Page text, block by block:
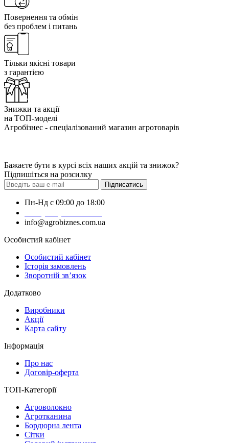
Повернення та обмін
без проблем і питань
Тільки якісні товари
з гарантією
Знижки та акції
на ТОП-моделі
Агробізнес - спеціалізований магазин агротоварів
Бажаєте бути в курсі всіх наших акцій та знижок?
Підпишіться на розсилку
Підписатись
Пн-Нд с 09:00 до 18:00
info@agrobiznes.com.ua
Особистий кабінет
Особистий кабінет
Історія замовлень
Зворотній зв’язок
Додатково
Виробники
Акції
Карта сайту
Інформація
Про нас
Договір-оферта
ТОП-Категорії
Агроволокно
Агротканина
Бордюрна лента
Сітки